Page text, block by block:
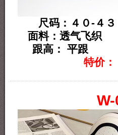
尺码：４０-
面料：透气飞织
跟高： 平跟
特价